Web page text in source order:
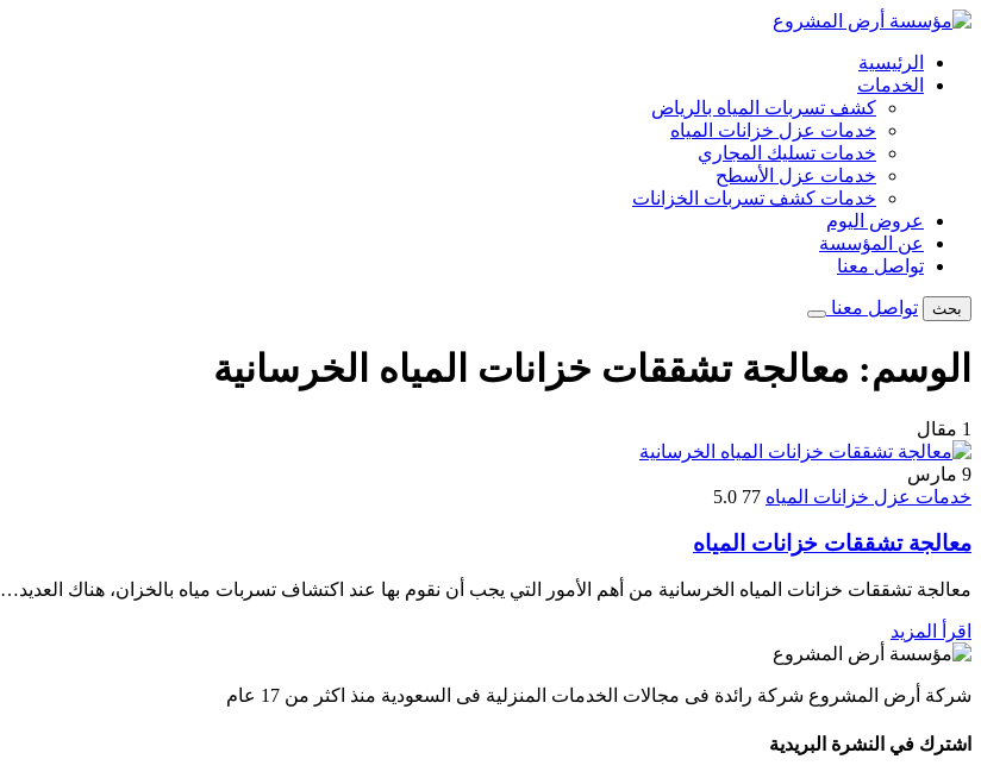
تخطى
المحتوىالرئيسية
الخدمات
كشف تسربات المياه بالرياض
خدمات عزل خزانات المياه
خدمات تسليك المجاري
خدمات عزل الأسطح
خدمات كشف تسربات الخزانات
عروض اليوم
عن المؤسسة
تواصل معنا
بحث تواصل معنا
الوسم: معالجة تشققات خزانات المياه الخرسانية
1 مقال
9 مارس
خدمات عزل خزانات المياه 77
5.0
معالجة تشققات خزانات المياه
معالجة تشققات خزانات المياه الخرسانية من أهم الأمور التي يجب أن نقوم بها عند اكتشاف تسربات مياه بالخزان، هناك العديد…
اقرأ المزيد
شركة أرض المشروع شركة رائدة فى مجالات الخدمات المنزلية فى السعودية منذ اكثر من 17 عام
اشترك في النشرة البريدية